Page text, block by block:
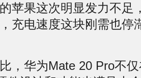
果这次明显发力不足
充电速度这块刚需也停
华为Mate 20 Pro不仅